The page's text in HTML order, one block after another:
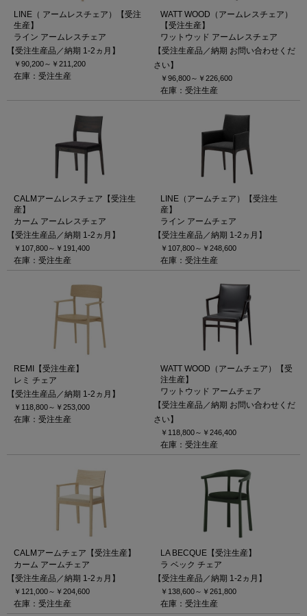
LINE（ アームレスチェア）【受注
生産】
ライン アームレスチェア
【受注生産品／納期 1-2ヵ月】
￥90,200～ ￥211,200
在庫：受注生産
WATT WOOD（アームレスチェア）
【受注生産】
ワットウッド アームレスチェア
【受注生産品／納期 お問い合わせくだ
さい】
￥96,800～ ￥226,600
在庫：受注生産
CALMアームレスチェア【受注生
産】
カーム アームレスチェア
【受注生産品／納期 1-2ヵ月】
￥107,800～ ￥191,400
在庫：受注生産
LINE（アームチェア）【受注生
産】
ライン アームチェア
【受注生産品／納期 1-2ヵ月】
￥107,800～ ￥248,600
在庫：受注生産
REMI【受注生産】
レミ チェア
【受注生産品／納期 1-2ヵ月】
￥118,800～ ￥253,000
在庫：受注生産
WATT WOOD（アームチェア）【受
注生産】
ワットウッド アームチェア
【受注生産品／納期 お問い合わせくだ
さい】
￥118,800～ ￥246,400
在庫：受注生産
CALMアームチェア【受注生産】
カーム アームチェア
【受注生産品／納期 1-2ヵ月】
￥121,000～ ￥204,600
在庫：受注生産
LA BECQUE【受注生産】
ラ ベック チェア
【受注生産品／納期 1-2ヵ月】
￥138,600～ ￥261,800
在庫：受注生産